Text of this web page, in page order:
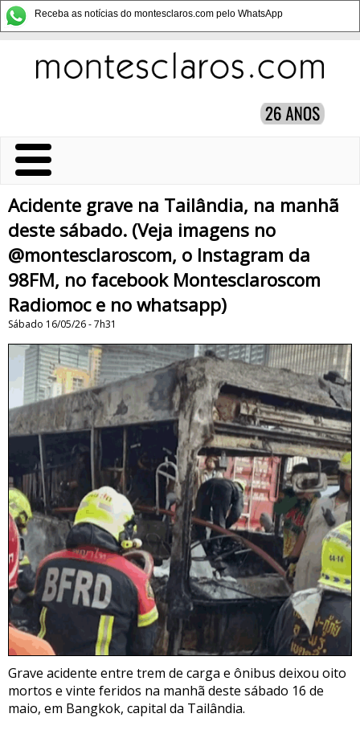
Receba as notícias do montesclaros.com pelo WhatsApp
Acidente grave na Tailândia, na manhã
deste sábado. (Veja imagens no
@montesclaroscom, o Instagram da
98FM, no facebook Montesclaroscom
Radiomoc e no whatsapp)
Sábado 16/05/26 - 7h31
Grave acidente entre trem de carga e ônibus deixou oito
mortos e vinte feridos na manhã deste sábado 16 de
maio, em Bangkok, capital da Tailândia.